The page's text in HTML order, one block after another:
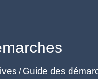
/ Guide des